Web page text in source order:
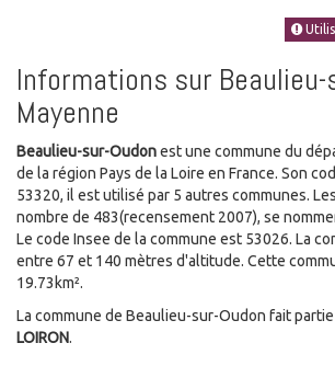
Informations sur Beaulieu-
Mayenne
Beaulieu-sur-Oudonest une commune du
de la région Pays de la Loire en France. Son
53320, il est utilisé par 5 autres communes.
nombre de 483(recensement 2007), se
Le code Insee de la commune est 53026. La
entre 67 et 140 mètres d'altitude. Cette
19.73km².
La commune de Beaulieu-sur-Oudon fait
LOIRON.